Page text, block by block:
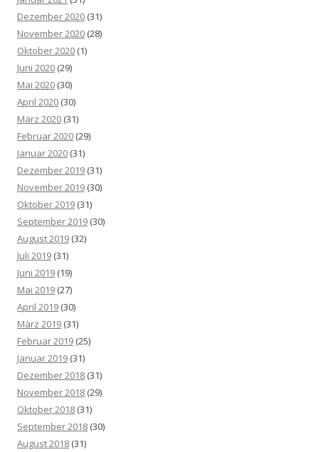
Dezember 2020 (31)
November 2020 (28)
Oktober 2020 (1)
Juni 2020 (29)
Mai 2020 (30)
April 2020 (30)
März 2020 (31)
Februar 2020 (29)
Januar 2020 (31)
Dezember 2019 (31)
November 2019 (30)
Oktober 2019 (31)
September 2019 (30)
August 2019 (32)
Juli 2019 (31)
Juni 2019 (19)
Mai 2019 (27)
April 2019 (30)
März 2019 (31)
Februar 2019 (25)
Januar 2019 (31)
Dezember 2018 (31)
November 2018 (29)
Oktober 2018 (31)
September 2018 (30)
August 2018 (31)